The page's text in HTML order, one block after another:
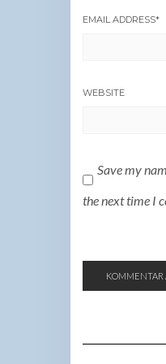
EMAIL ADDRESS*
WEBSITE
Save my
the next time I